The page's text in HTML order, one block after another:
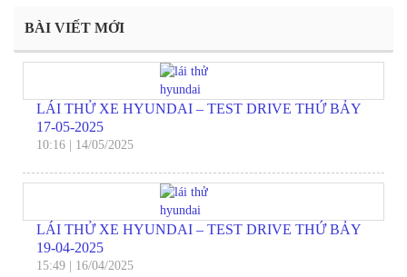
BÀI VIẾT MỚI
LÁI THỬ XE HYUNDAI – TEST DRIVE THỨ BẢY
17-05-2025
10:16 14/05/2025
LÁI THỬ XE HYUNDAI – TEST DRIVE THỨ BẢY
19-04-2025
15:49 16/04/2025